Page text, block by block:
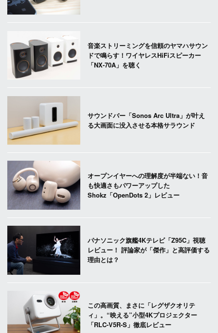
音楽ストリーミングを信頼のヤマハサウン
ドで鳴らす！ワイヤレスHiFiスピーカー
「NX-70A」を聴く
サウンドバー「Sonos Arc Ultra」が叶え
る大画面に没入させる本格サラウンド
オープンイヤーへの理解度が半端ない！音
も快適さもパワーアップした
Shokz「OpenDots 2」レビュー
パナソニック旗艦4Kテレビ「Z95C」視聴
レビュー！ 評論家が「傑作」と高評価する
理由とは？
この高画質、まさに「レグザクオリテ
ィ」。“映える”小型4Kプロジェクター
「RLC-V5R-S」徹底レビュー